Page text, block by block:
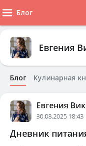
Блог
Евгения
Блог Кулинарная
Евгения Вик
30.08.2025 18:43
Дневник